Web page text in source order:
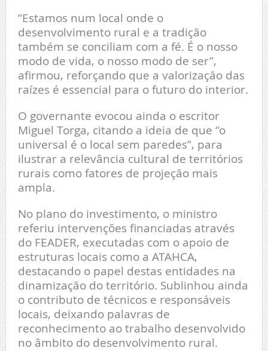
“Estamos num local onde o
desenvolvimento rural e a tradição
também se conciliam com a fé. É o nosso
modo de vida, o nosso modo de ser”,
afirmou, reforçando que a valorização das
raízes é essencial para o futuro do interior.
O governante evocou ainda o escritor
Miguel Torga, citando a ideia de que “o
universal é o local sem paredes”, para
ilustrar a relevância cultural de territórios
rurais como fatores de projeção mais
ampla.
No plano do investimento, o ministro
referiu intervenções financiadas através
do FEADER, executadas com o apoio de
estruturas locais como a ATAHCA,
destacando o papel destas entidades na
dinamização do território. Sublinhou ainda
o contributo de técnicos e responsáveis
locais, deixando palavras de
reconhecimento ao trabalho desenvolvido
no âmbito do desenvolvimento rural.